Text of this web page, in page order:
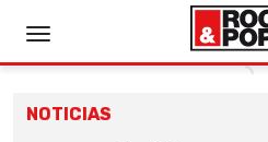
NOTICIAS